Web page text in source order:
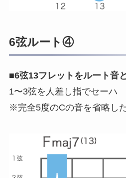
6弦ルート④
■6弦13フレットをルート音
1〜3弦を人差し指でセーハ
※完全5度のCの音を省略し